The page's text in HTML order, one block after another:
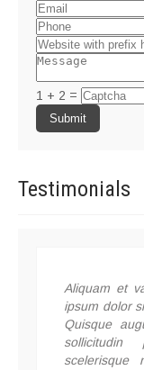
1 + 2 =
Testimonials
Aliquam et
ipsum dolor
Quisque